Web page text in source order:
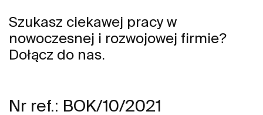
Szukasz ciekawej pracy w
nowoczesnej i rozwojowej firmie?
Dołącz do nas.
Nr ref.: BOK/10/2021